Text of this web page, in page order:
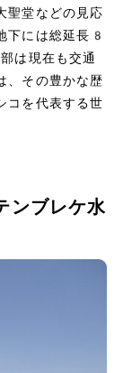
聖堂などの見応
下には総延長8
は現在も交通
、その豊かな歴
コを代表する世
ンブレケ水